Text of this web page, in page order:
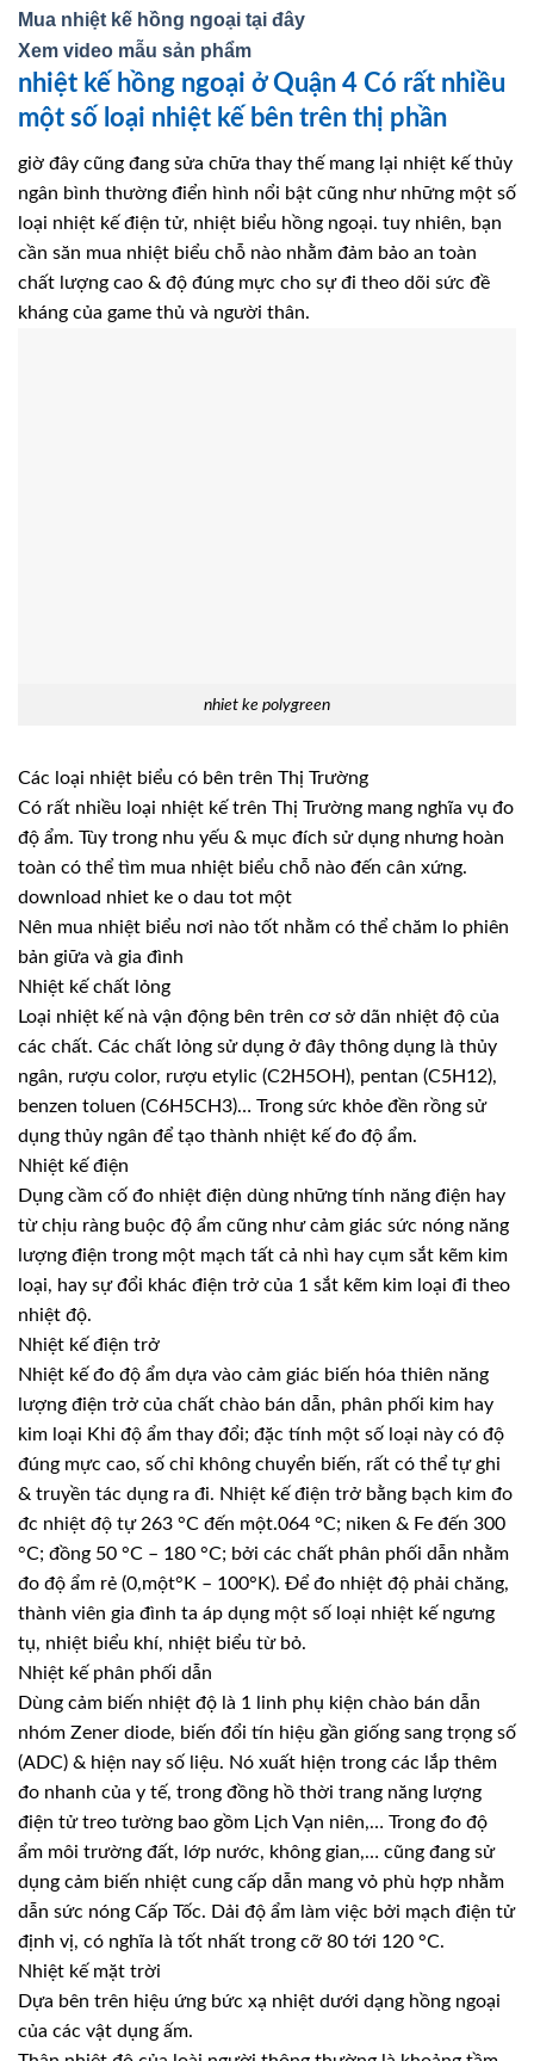
Mua nhiệt kế hồng ngoại tại đây
Xem video mẫu sản phẩm
nhiệt kế hồng ngoại ở Quận 4 Có rất nhiều
một số loại nhiệt kế bên trên thị phần
giờ đây cũng đang sửa chữa thay thế mang lại nhiệt kế thủy
ngân bình thường điển hình nổi bật cũng như những một số
loại nhiệt kế điện tử, nhiệt biểu hồng ngoại. tuy nhiên, bạn
cần săn mua nhiệt biểu chỗ nào nhằm đảm bảo an toàn
chất lượng cao & độ đúng mực cho sự đi theo dõi sức đề
kháng của game thủ và người thân.
nhiet ke polygreen
Các loại nhiệt biểu có bên trên Thị Trường
Có rất nhiều loại nhiệt kế trên Thị Trường mang nghĩa vụ đo
độ ẩm. Tùy trong nhu yếu & mục đích sử dụng nhưng hoàn
toàn có thể tìm mua nhiệt biểu chỗ nào đến cân xứng.
download nhiet ke o dau tot một
Nên mua nhiệt biểu nơi nào tốt nhằm có thể chăm lo phiên
bản giữa và gia đình
Nhiệt kế chất lỏng
Loại nhiệt kế nà vận động bên trên cơ sở dãn nhiệt độ của
các chất. Các chất lỏng sử dụng ở đây thông dụng là thủy
ngân, rượu color, rượu etylic (C2H5OH), pentan (C5H12),
benzen toluen (C6H5CH3)… Trong sức khỏe đền rồng sử
dụng thủy ngân để tạo thành nhiệt kế đo độ ẩm.
Nhiệt kế điện
Dụng cầm cố đo nhiệt điện dùng những tính năng điện hay
từ chịu ràng buộc độ ẩm cũng như cảm giác sức nóng năng
lượng điện trong một mạch tất cả nhì hay cụm sắt kẽm kim
loại, hay sự đổi khác điện trở của 1 sắt kẽm kim loại đi theo
nhiệt độ.
Nhiệt kế điện trở
Nhiệt kế đo độ ẩm dựa vào cảm giác biến hóa thiên năng
lượng điện trở của chất chào bán dẫn, phân phối kim hay
kim loại Khi độ ẩm thay đổi; đặc tính một số loại này có độ
đúng mực cao, số chỉ không chuyển biến, rất có thể tự ghi
& truyền tác dụng ra đi. Nhiệt kế điện trở bằng bạch kim đo
đc nhiệt độ tự 263 °C đến một.064 °C; niken & Fe đến 300
°C; đồng 50 °C – 180 °C; bởi các chất phân phối dẫn nhằm
đo độ ẩm rẻ (0,một°K – 100°K). Để đo nhiệt độ phải chăng,
thành viên gia đình ta áp dụng một số loại nhiệt kế ngưng
tụ, nhiệt biểu khí, nhiệt biểu từ bỏ.
Nhiệt kế phân phối dẫn
Dùng cảm biến nhiệt độ là 1 linh phụ kiện chào bán dẫn
nhóm Zener diode, biến đổi tín hiệu gần giống sang trọng số
(ADC) & hiện nay số liệu. Nó xuất hiện trong các lắp thêm
đo nhanh của y tế, trong đồng hồ thời trang năng lượng
điện tử treo tường bao gồm Lịch Vạn niên,… Trong đo độ
ẩm môi trường đất, lớp nước, không gian,… cũng đang sử
dụng cảm biến nhiệt cung cấp dẫn mang vỏ phù hợp nhằm
dẫn sức nóng Cấp Tốc. Dải độ ẩm làm việc bởi mạch điện tử
định vị, có nghĩa là tốt nhất trong cỡ 80 tới 120 °C.
Nhiệt kế mặt trời
Dựa bên trên hiệu ứng bức xạ nhiệt dưới dạng hồng ngoại
của các vật dụng ấm.